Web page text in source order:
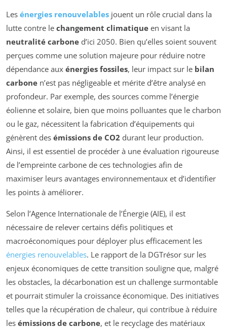
Les énergies renouvelables jouent un rôle crucial dans la
lutte contre le changement climatique en visant la
neutralité carbone d’ici 2050. Bien qu’elles soient souvent
perçues comme une solution majeure pour réduire notre
dépendance aux énergies fossiles, leur impact sur le bilan
carbone n’est pas négligeable et mérite d’être analysé en
profondeur. Par exemple, des sources comme l’énergie
éolienne et solaire, bien que moins polluantes que le charbon
ou le gaz, nécessitent la fabrication d’équipements qui
génèrent des émissions de CO2 durant leur production.
Ainsi, il est essentiel de procéder à une évaluation rigoureuse
de l’empreinte carbone de ces technologies afin de
maximiser leurs avantages environnementaux et d’identifier
les points à améliorer.
Selon l’Agence Internationale de l’Énergie (AIE), il est
nécessaire de relever certains défis politiques et
macroéconomiques pour déployer plus efficacement les
énergies renouvelables. Le rapport de la DGTrésor sur les
enjeux économiques de cette transition souligne que, malgré
les obstacles, la décarbonation est un challenge surmontable
et pourrait stimuler la croissance économique. Des initiatives
telles que la récupération de chaleur, qui contribue à réduire
les émissions de carbone, et le recyclage des matériaux